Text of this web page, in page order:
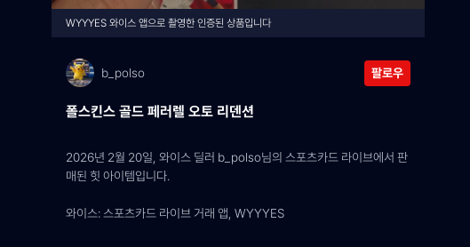
WYYYES 와이스 앱으로 촬영한 인증된 상품입니다
b_polso 팔로우
폴스킨스 골드 페러렐 오토 리덴션
2026년 2월 20일, 와이스 딜러 b_polso님의 스포츠카드 라이브에서 판
매된 힛 아이템입니다.
와이스: 스포츠카드 라이브 거래 앱, WYYYES